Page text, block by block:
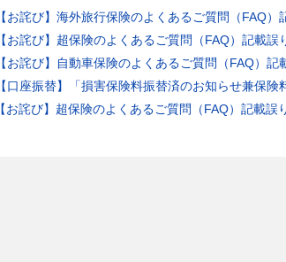
【お詫び】海外旅行保険のよくあるご質問（FAQ）
【お詫び】超保険のよくあるご質問（FAQ）記載誤
【お詫び】自動車保険のよくあるご質問（FAQ）記
【口座振替】「損害保険料振替済のお知らせ兼保
【お詫び】超保険のよくあるご質問（FAQ）記載誤